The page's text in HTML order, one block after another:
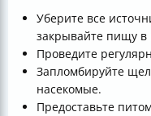
Уберите все
закрывайте пищу в
Проведите
Запломбируйте
насекомые.
Предоставьте